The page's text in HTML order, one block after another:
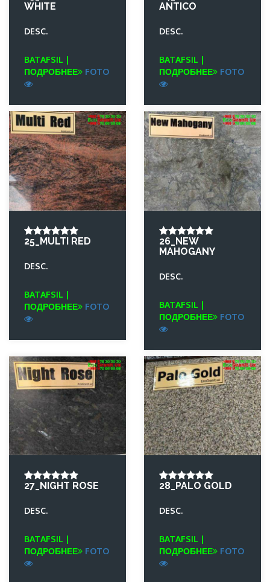
WHITE
DESC.
BATAFSIL |
ПОДРОБНЕЕ
FOTO
ANTICO
DESC.
BATAFSIL |
ПОДРОБНЕЕ
FOTO
25_MULTI RED
DESC.
BATAFSIL |
ПОДРОБНЕЕ
FOTO
26_NEW
MAHOGANY
DESC.
BATAFSIL |
ПОДРОБНЕЕ
FOTO
27_NIGHT ROSE
DESC.
BATAFSIL |
ПОДРОБНЕЕ
FOTO
28_PALO GOLD
DESC.
BATAFSIL |
ПОДРОБНЕЕ
FOTO